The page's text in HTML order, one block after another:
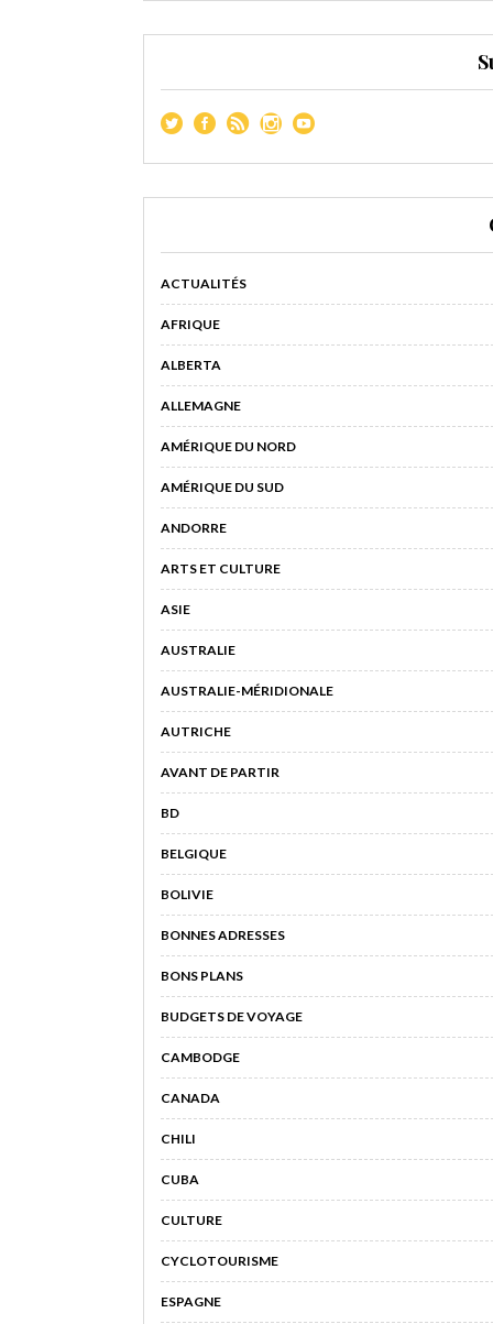
ACTUALITÉS
AFRIQUE
ALBERTA
ALLEMAGNE
AMÉRIQUE DU NORD
AMÉRIQUE DU SUD
ANDORRE
ARTS ET CULTURE
ASIE
AUSTRALIE
AUSTRALIE-MÉRIDIONALE
AUTRICHE
AVANT DE PARTIR
BD
BELGIQUE
BOLIVIE
BONNES ADRESSES
BONS PLANS
BUDGETS DE VOYAGE
CAMBODGE
CANADA
CHILI
CUBA
CULTURE
CYCLOTOURISME
ESPAGNE